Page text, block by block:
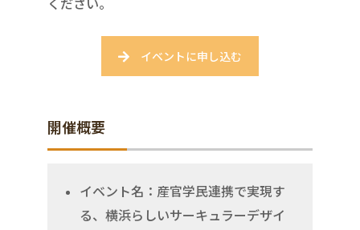
ください。
イベントに申し込む
開催概要
イベント名：産官学民連携で実現す
る、横浜らしいサーキュラーデザイ